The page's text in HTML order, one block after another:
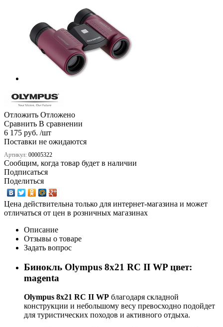
Отложить Отложено
Сравнить В сравнении
6 175 руб. /шт
Поставки не ожидаются
Артикул: 00005322
Сообщим, когда товар будет в наличии
Подписаться
Поделиться
Цена действительна только для интернет-магазина и может
отличаться от цен в розничных магазинах
Описание
Отзывы о товаре
Задать вопрос
Бинокль Olympus 8x21 RC II WP цвет:
magenta
Olympus 8х21 RC II WP благодаря складной
конструкции и небольшому весу превосходно подойдет
для туристических походов и активного отдыха.